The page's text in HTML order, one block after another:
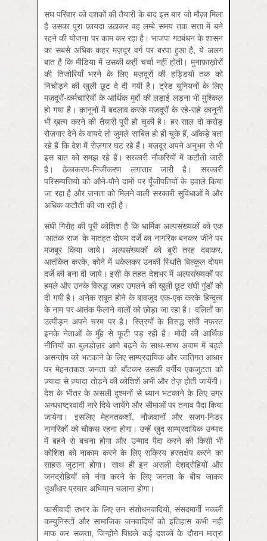
संघ परिवार को दशकों की तैयारी के बाद इस बार जो मौक़ा मिला
है उसका पूरा फ़ायदा उठाकर वह लम्बे समय तक सत्ता में बने
रहने की योजना पर काम कर रहा है। भाजपा गठबंधन के शासन
का सबसे अधिक कहर मज़दूर वर्ग पर बरपा हुआ है, ये अलग
बात है कि मीडिया में उसकी कहीं चर्चा नहीं होती। मुनाफ़ाख़ोरों
की तिजोरियाँ भरने के लिए मज़दूरों की हड्डियों तक को
निचोड़ने की खुली छूट दे दी गयी है। ट्रेड यूनियनों के लिए
मज़दूरों-कर्मचारियों के आर्थिक मुद्दों की लड़ाई लड़ना भी मुश्किल
हो गया है। क़ानूनों में बदलाव करके मज़दूरों के रहे-सहे क़ानूनी
भी ख़त्‍म करने की तैयारी पूरी हो चुकी है। हर साल दो करोड़
रोज़गार देने के वायदे तो जुमले साबित हो ही चुके हैं, आँकड़े बता
रहे हैं कि देश में रोज़गार घट रहे हैं। मज़दूर अपने अनुभव से भी
इस बात को समझ रहे हैं। सरकारी नौकरियों में कटौती जारी
है। ठेकाकरण-निजीकरण लगातार जारी है। सरकारी
परिसम्पत्तियों को औने-पौने दामों पर पूँजीपतियों के हवाले किया
जा रहा है और जनता को मिलने वाली सरकारी सुविधाओं में और
अधिक कटौती की जा रही है।
संघी गिरोह की पूरी कोशिश है कि धार्मिक अल्पसंख्यकों को एक
‘आतंक राज’ के मातहत दोयम दर्जे का नागरिक बनकर जीने पर
मजबूर किया जाये। अल्पसंख्यकों को बुरी तरह दबाकर,
आतंकित करके, कोने में धकेलकर उनकी स्थिति बिल्कुल दोयम
दर्जे की बना दी जाये। इसी के तहत देशभर में अल्पसंख्यकों पर
हमले और उनके विरुद्ध ज़हर उगलने की खुली छूट संघी गुंडों को
दी गयी है। अनेक सबूत होने के बावजूद एक-एक करके हिन्‍दुत्‍व
के नाम पर आतंक फैलाने वालों को छोड़ा जा रहा है। दलितों का
उत्पीड़न अपने चरम पर है। स्त्रियों के विरुद्ध संघी नफ़रत
इनके नेताओं के मुँह से फूटी पड़ रही है। मोदी की आर्थिक
नीतियों का बुलडोज़र आगे बढ़ने के साथ-साथ अवाम में बढ़ते
असन्तोष को भटकाने के लिए साम्प्रदायिक और जातिगत आधार
पर मेहनतकश जनता को बाँटकर उसकी वर्गीय एकजुटता को
ज़्यादा से ज़्यादा तोड़ने की कोशिशें अभी और तेज़ होती जायेंगी।
देश के भीतर के असली दुश्मनों से ध्यान भटकाने के लिए उग्र
अन्धराष्ट्रवादी नारे दिये जायेंगे और सीमाओं पर तनाव पैदा किया
जायेगा। इसलिए मेहनतकशों, नौजवानों और सजग-निडर
नागरिकों को चौकस रहना होगा। उन्हें ख़ुद साम्प्रदायिक उन्माद
में बहने से बचना होगा और उन्माद पैदा करने की किसी भी
कोशिश को नाकाम करने के लिए सक्रिय हस्तक्षेप करने का
साहस जुटाना होगा। साथ ही इन असली देशद्रोहियों और
जनद्रोहियों को नंगा करने के लिए जनता के बीच जाकर
धुआँधार प्रचार अभियान चलाना होगा।
फासीवादी उभार के लिए उन संशोधनवादियों, संसदमार्गी नकली
कम्युनिस्टों और सामाजिक जनवादियों को इतिहास कभी नहीं
माफ कर सकता, जिन्होंने पिछले कई दशकों के दौरान मात्रा